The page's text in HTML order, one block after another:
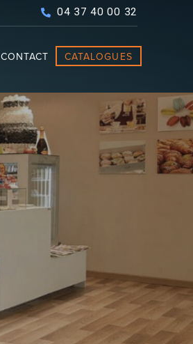
04 37 40 00 32
CONTACT CATALOGUES